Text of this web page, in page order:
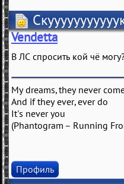
Vendetta
В ЛС спросить кой чё
My dreams, they never
And if they ever, ever do
It's never you
(Phantogram – Running
Профиль